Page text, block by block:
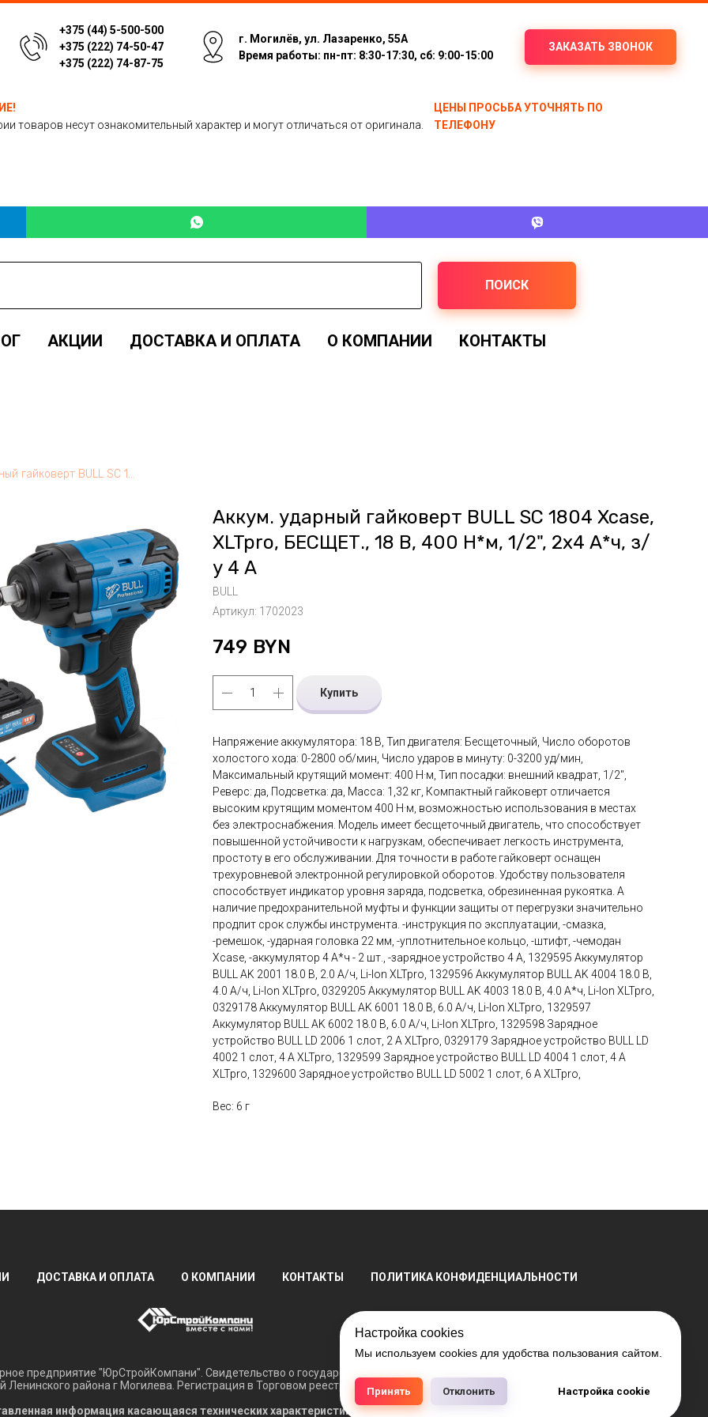
+375 (44) 5-500-500
+375 (222) 74-50-47
+375 (222) 74-87-75
г. Могилёв, ул. Лазаренко, 55А
Время работы: пн-пт: 8:30-17:30, сб: 9:00-15:00
ЗАКАЗАТЬ ЗВОНОК
ЦЕНЫ ПРОСЬБА УТОЧНЯТЬ ПО
ТЕЛЕФОНУ
товаров несут ознакомительный характер и могут отличаться от оригинала.
ПОИСК
АКЦИИ ДОСТАВКА И ОПЛАТА О КОМПАНИИ КОНТАКТЫ
Настройка cookies
Мы используем cookies для удобства пользования сайтом.
Принять Отклонить Настройка cookie
Аккум. ударный гайковерт BULL SC 1804 Xcase, XLTpro, БЕСЩЕТ., 18 В, 400 Н*м, 1/2", 2х4 А*ч, з/у 4 А
Аккум. ударный гайковерт BULL SC 1804 Xcase,
XLTpro, БЕСЩЕТ., 18 В, 400 Н*м, 1/2", 2х4 А*ч, з/
у 4 А
BULL
Артикул: 1702023
749 BYN
Купить
Напряжение аккумулятора: 18 В, Тип двигателя: Бесщеточный, Число оборотов
холостого хода: 0-2800 об/мин, Число ударов в минуту: 0-3200 уд/мин,
Максимальный крутящий момент: 400 Н·м, Тип посадки: внешний квадрат, 1/2",
Реверс: да, Подсветка: да, Масса: 1,32 кг, Компактный гайковерт отличается
высоким крутящим моментом 400 Н·м, возможностью использования в местах
без электроснабжения. Модель имеет бесщеточный двигатель, что способствует
повышенной устойчивости к нагрузкам, обеспечивает легкость инструмента,
простоту в его обслуживании. Для точности в работе гайковерт оснащен
трехуровневой электронной регулировкой оборотов. Удобству пользователя
способствует индикатор уровня заряда, подсветка, обрезиненная рукоятка. А
наличие предохранительной муфты и функции защиты от перегрузки значительно
продлит срок службы инструмента. -инструкция по эксплуатации, -смазка,
-ремешок, -ударная головка 22 мм, -уплотнительное кольцо, -штифт, -чемодан
Xcase, -аккумулятор 4 А*ч - 2 шт., -зарядное устройство 4 А, 1329595 Аккумулятор
BULL AK 2001 18.0 В, 2.0 А/ч, Li-Ion XLTpro, 1329596 Аккумулятор BULL AK 4004 18.0 В,
4.0 А/ч, Li-Ion XLTpro, 0329205 Аккумулятор BULL AK 4003 18.0 В, 4.0 А*ч, Li-Ion XLTpro,
0329178 Аккумулятор BULL AK 6001 18.0 В, 6.0 А/ч, Li-Ion XLTpro, 1329597
Аккумулятор BULL AK 6002 18.0 В, 6.0 А/ч, Li-Ion XLTpro, 1329598 Зарядное
устройство BULL LD 2006 1 слот, 2 А XLTpro, 0329179 Зарядное устройство BULL LD
4002 1 слот, 4 А XLTpro, 1329599 Зарядное устройство BULL LD 4004 1 слот, 4 А
XLTpro, 1329600 Зарядное устройство BULL LD 5002 1 слот, 6 А XLTpro,
Вес: 6 г
ДОСТАВКА И ОПЛАТА О КОМПАНИИ КОНТАКТЫ ПОЛИТИКА КОНФИДЕНЦИАЛЬНОСТИ
предприятие "ЮрСтройКомпани". Свидетельство о государственной регистрации № 791041099, выдано 28.04.2016
района г Могилева. Регистрация в Торговом реестре РБ 15.03.2018 №408421.
информация касающаяся технических характеристик, наличия на складе, а также цен на товары носит